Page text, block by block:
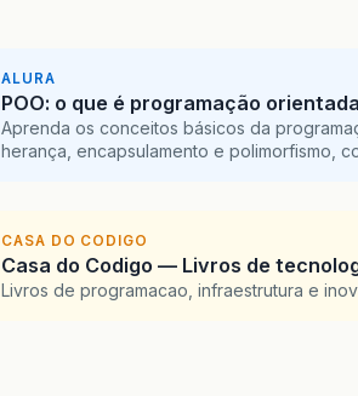
ALURA
POO: o que é programação
Aprenda os conceitos básicos da
herança, encapsulamento e polimorfismo,
CASA DO CODIGO
Casa do Codigo — Livros de
Livros de programacao, infraestrutura e